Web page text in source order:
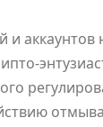
и аккаунтов